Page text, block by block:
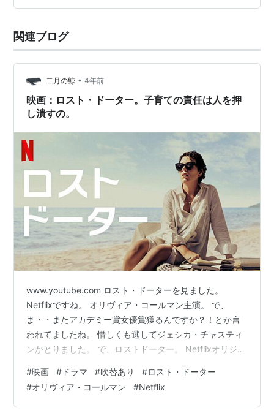
かりやすかった。主人公の「私には母性がない」という
ながるわけだが無理を感じた。
関連ブログ
二月の鯨 • 4年前
映画：ロスト・ドーター。子育ての責任は人を押
し潰すの。
www.youtube.com ロスト・ドーターを見ました。
Netflixですね。 オリヴィア・コールマン主演。 で、
ま・・またアカデミー賞女優賞獲るんですか？！とか言
われてましたね。 惜しくも逃してジェシカ・チャスティ
ンがとりました。 で、ロストドーター。 Netflixオリジナ
ル（？）コテージ（？）の管理人役として出ています。
主人公のレダは、ギリシャに休暇にきてたのね。 一人
で。 浜辺で海を眺めていると、騒がしい一家も同じよう
#映画 # ドラマ #吹替あり #ロスト・ドーター
#オリヴィア・コールマン #Netflix